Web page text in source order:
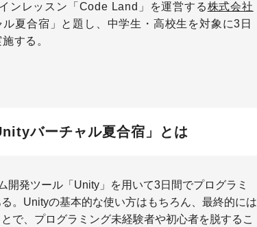
ンレッスン「Code Land」を運営する株式会社
夏合宿」と題し、中学生・高校生を対象に3日
する。
バーチャル夏合宿」とは
開発ツール「Unity」を用いて3日間でプログラミ
。Unityの基本的な使い方はもちろん、最終的には
で、プログラミング未経験者や初心者を脱するこ